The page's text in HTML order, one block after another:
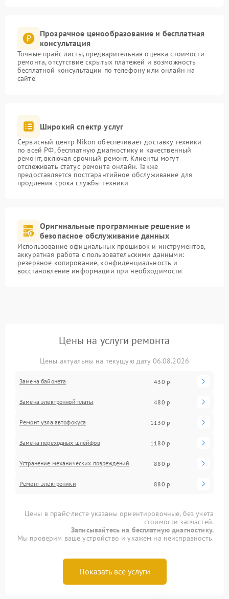
Прозрачное ценообразование и бесплатная
консультация
Точные прайс-листы, предварительная оценка стоимости
ремонта, отсутствие скрытых платежей и возможность
бесплатной консультации по телефону или онлайн на
сайте
Широкий спектр услуг
Сервисный центр Nikon обеспечивает доставку техники
по всей РФ, бесплатную диагностику и качественный
ремонт, включая срочный ремонт. Клиенты могут
отслеживать статус ремонта онлайн. Также
предоставляется постгарантийное обслуживание для
продления срока службы техники
Оригинальные программные решение и
безопасное обслуживание данных
Использование официальных прошивок и инструментов,
аккуратная работа с пользовательскими данными:
резервное копирование, конфиденциальность и
восстановление информации при необходимости
Цены на услуги ремонта
Цены актуальны на текущую дату 06.08.2026
Замена байонета 430 р
Замена электронной платы 480 р
Ремонт узла автофокуса 1130 р
Замена переходных шлейфов 1180 р
Устранение механических повреждений 880 р
Ремонт электроники 880 р
Цены в прайс-листе указаны ориентировочные, без учета
стоимости запчастей.
Записывайтесь на бесплатную диагностику.
Мы проверим ваше устройство и укажем на неисправность.
Показать все услуги